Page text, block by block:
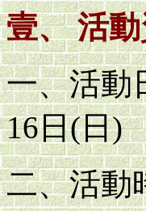
壹、 活
一、活動
16日(日)
二、活動